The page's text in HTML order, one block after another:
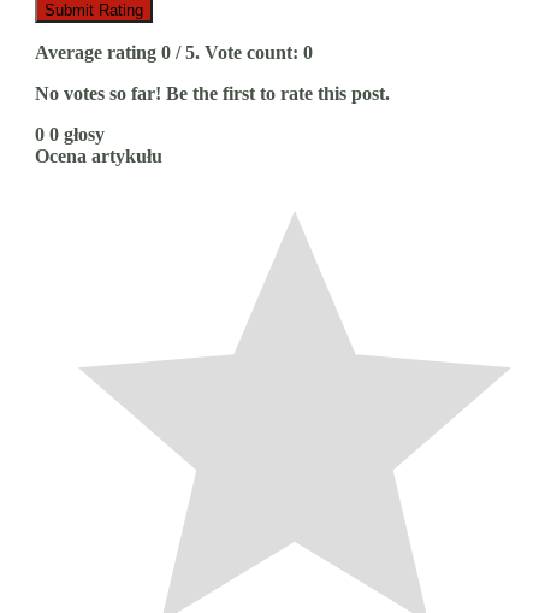
Submit Rating
Average rating 0 / 5. Vote count: 0
No votes so far! Be the first to rate this post.
0 0 głosy
Ocena artykułu